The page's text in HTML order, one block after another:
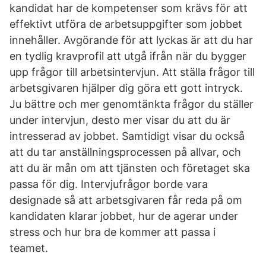
kandidat har de kompetenser som krävs för att
effektivt utföra de arbetsuppgifter som jobbet
innehåller. Avgörande för att lyckas är att du har
en tydlig kravprofil att utgå ifrån när du bygger
upp frågor till arbetsintervjun. Att ställa frågor till
arbetsgivaren hjälper dig göra ett gott intryck.
Ju bättre och mer genomtänkta frågor du ställer
under intervjun, desto mer visar du att du är
intresserad av jobbet. Samtidigt visar du också
att du tar anställningsprocessen på allvar, och
att du är mån om att tjänsten och företaget ska
passa för dig. Intervjufrågor borde vara
designade så att arbetsgivaren får reda på om
kandidaten klarar jobbet, hur de agerar under
stress och hur bra de kommer att passa i
teamet.